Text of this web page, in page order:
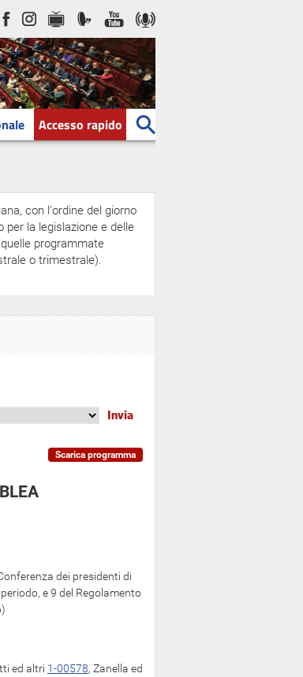
Accesso rapido
con l'ordine del giorno
per la legislazione e delle
programmate
o trimestrale).
Scarica programma
dei presidenti di
e 9 del Regolamento
ed altri 1-00578, Zanella ed